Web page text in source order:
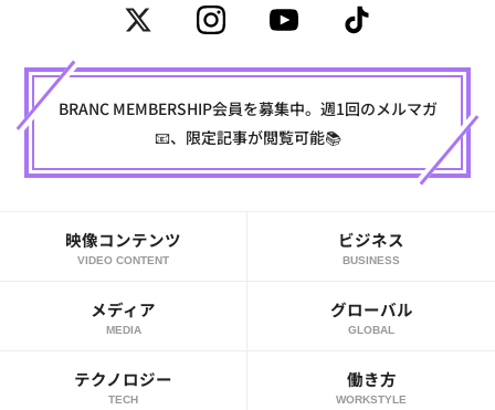
BRANC MEMBERSHIP会員を募集中。週1回のメルマガ
📧、限定記事が閲覧可能📚
映像コンテンツ
VIDEO CONTENT
ビジネス
BUSINESS
メディア
MEDIA
グローバル
GLOBAL
テクノロジー
TECH
働き方
WORKSTYLE